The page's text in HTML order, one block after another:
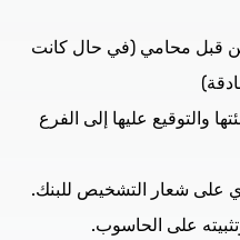
قبل محامي (في حال كانت
والتوقيع عليها إلى الفرع
على شعار التشخيص للبنك.
على الحاسوب.